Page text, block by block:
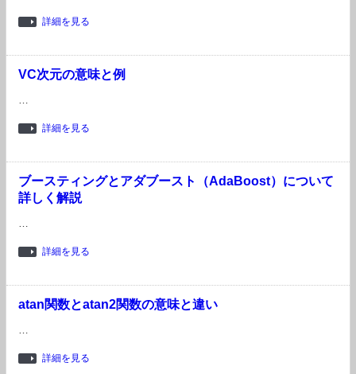
詳細を見る
VC次元の意味と例
…
詳細を見る
ブースティングとアダブースト（AdaBoost）について
詳しく解説
…
詳細を見る
atan関数とatan2関数の意味と違い
…
詳細を見る